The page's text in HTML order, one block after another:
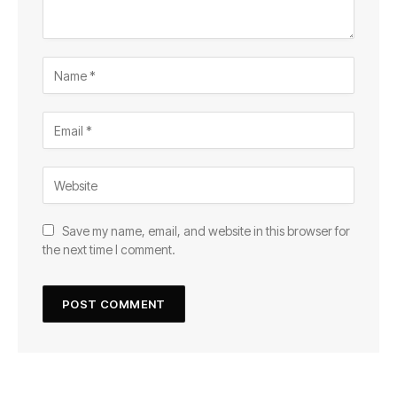
Save my name, email, and website in this browser for
the next time I comment.